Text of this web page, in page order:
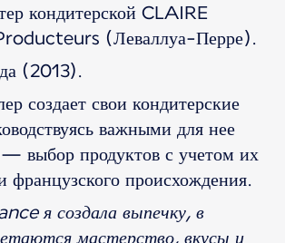
кондитерской CLAIRE
(Леваллуа-Перре).
(2013).
создает свои кондитерские
важными для нее
выбор продуктов с учетом их
французского происхождения.
я создала выпечку, в
мастерство, вкусы и